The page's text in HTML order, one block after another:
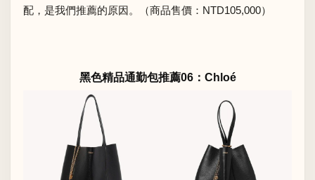
配，是我們推薦的原因。（商品售價：NTD105,000）
黑色精品通勤包推薦06：Chloé